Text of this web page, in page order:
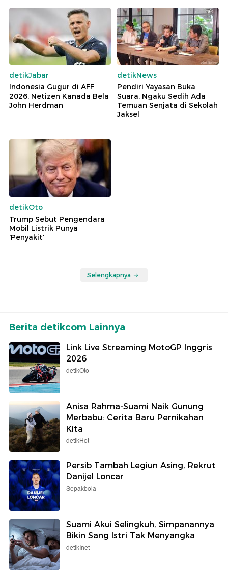
detikJabar
Indonesia Gugur di AFF
2026, Netizen Kanada Bela
John Herdman
detikNews
Pendiri Yayasan Buka
Suara, Ngaku Sedih Ada
Temuan Senjata di Sekolah
Jaksel
detikOto
Trump Sebut Pengendara
Mobil Listrik Punya
'Penyakit'
Selengkapnya
Berita detikcom Lainnya
Link Live Streaming MotoGP Inggris
2026
detikOto
Anisa Rahma-Suami Naik Gunung
Merbabu: Cerita Baru Pernikahan
Kita
detikHot
Persib Tambah Legiun Asing, Rekrut
Danijel Loncar
Sepakbola
Suami Akui Selingkuh, Simpanannya
Bikin Sang Istri Tak Menyangka
detikInet